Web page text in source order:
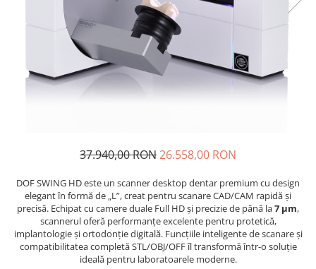
DCR + Full Anatomic
Fatete
Full Anatomic
Lucrari Fixe All-on-4/6
Scannere Dentare
Scanner de Laborator
Scannere de Cabinet
Imprimante 3D
Selective Laser Melting
37.940,00 RON26.558,00 RON
DOF SWING HD este un scanner desktop dentar premium cu design
elegant în formă de „L”, creat pentru scanare CAD/CAM rapidă și
precisă. Echipat cu camere duale Full HD și precizie de până la7 μm,
scannerul oferă performanțe excelente pentru protetică,
implantologie și ortodonție digitală. Funcțiile inteligente de scanare și
compatibilitatea completă STL/OBJ/OFF îl transformă într-o soluție
ideală pentru laboratoarele moderne.